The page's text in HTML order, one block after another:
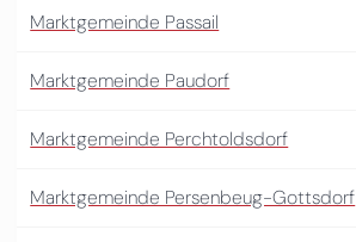
Marktgemeinde Passail
Marktgemeinde Paudorf
Marktgemeinde Perchtoldsdorf
Marktgemeinde Persenbeug-Gottsdorf